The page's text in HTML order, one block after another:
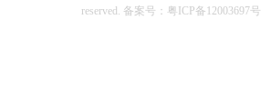
reserved. 备案号：粤ICP备12003697号